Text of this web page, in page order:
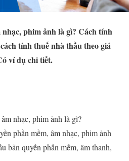
phim ảnh là gì? Cách tính
tính thuế nhà thầu theo giá
ví dụ chi tiết.
nhạc, phim ảnh là gì?
phần mềm, âm nhạc, phim ảnh
bản quyền phần mềm, âm thanh,